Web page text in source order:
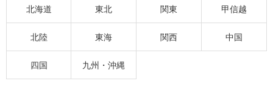
北海道 東北 関東 甲信越
北陸 東海 関西 中国
四国 九州・沖縄